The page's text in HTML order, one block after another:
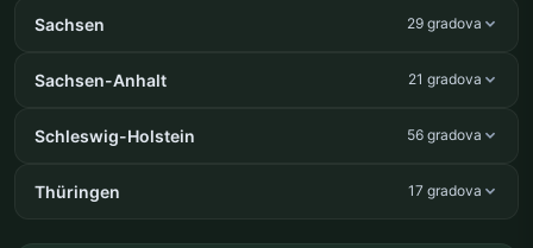
Sachsen 29 gradova
Sachsen-Anhalt 21 gradova
Schleswig-Holstein 56 gradova
Thüringen 17 gradova